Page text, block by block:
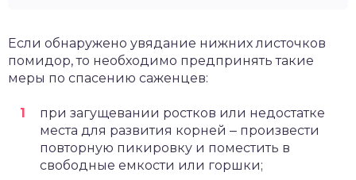
Если обнаружено увядание нижних листочков
помидор, то необходимо предпринять такие
меры по спасению саженцев:
при загущевании ростков или недостатке
места для развития корней ‒ произвести
повторную пикировку и поместить в
свободные емкости или горшки;